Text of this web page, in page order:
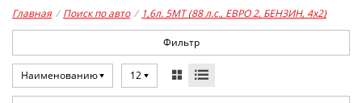
Главная / Поиск по авто / 1,6л. 5MT (88 л.с., ЕВРО 2, БЕНЗИН, 4x2)
Фильтр
Наименованию 12